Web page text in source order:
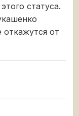
статуса.
откажутся от